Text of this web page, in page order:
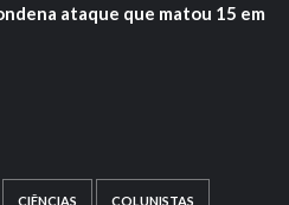
ataque que matou 15 em
CIÊNCIAS COLUNISTAS